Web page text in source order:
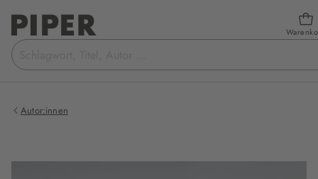
Suchbegriff
eingeben
Autor:innen